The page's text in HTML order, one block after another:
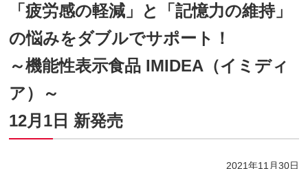
「疲労感の軽減」と「記憶力の維持」
の悩みをダブルでサポート！
～機能性表示食品 IMIDEA（イミディ
ア）～
12月1日 新発売
2021年11月30日